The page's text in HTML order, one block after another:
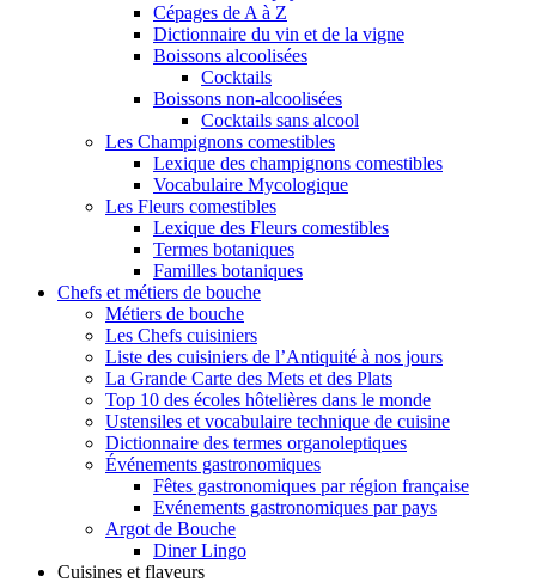
Cépages de A à Z
Dictionnaire du vin et de la vigne
Boissons alcoolisées
Cocktails
Boissons non-alcoolisées
Cocktails sans alcool
Les Champignons comestibles
Lexique des champignons comestibles
Vocabulaire Mycologique
Les Fleurs comestibles
Lexique des Fleurs comestibles
Termes botaniques
Familles botaniques
Chefs et métiers de bouche
Métiers de bouche
Les Chefs cuisiniers
Liste des cuisiniers de l’Antiquité à nos jours
La Grande Carte des Mets et des Plats
Top 10 des écoles hôtelières dans le monde
Ustensiles et vocabulaire technique de cuisine
Dictionnaire des termes organoleptiques
Événements gastronomiques
Fêtes gastronomiques par région française
Evénements gastronomiques par pays
Argot de Bouche
Diner Lingo
Cuisines et flaveurs